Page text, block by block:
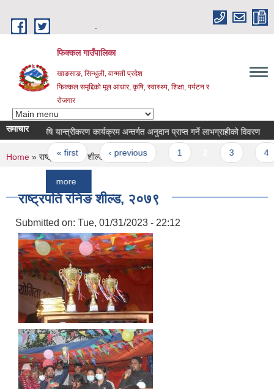
फिक्कल गाउँपालिका
खाङसाङ, सिन्धुली, वाग्मती प्रदेश
फिक्कल समृद्दिको मूल आधार, कृषि, स्वास्थ्य, शिक्षा, पर्यटन र
रोजगार
समाचार
कृषि यान्त्रीकरण कार्यक्रम अन्तर्गत अनुदान प्राप्त गर्ने लाभग्राहीको विवरण बाँझो
Pages
« first ‹ previous 1 4 5
You are here
Home » राष्ट्रपति रनिङ शील्ड, २०७९
राष्ट्रपति रनिङ शील्ड, २०७९
Submitted on: Tue, 01/31/2023 - 22:12